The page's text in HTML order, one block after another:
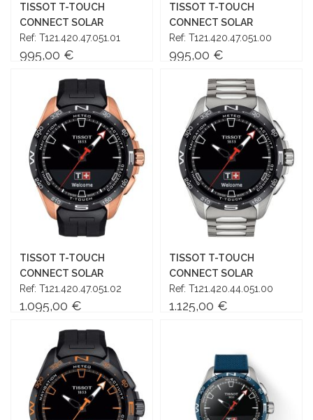
TISSOT T-TOUCH
CONNECT SOLAR
Ref: T121.420.47.051.01
995,00 €
Añadir al carrito
TISSOT T-TOUCH
CONNECT SOLAR
Ref: T121.420.47.051.00
995,00 €
Añadir al carrito
TISSOT T-TOUCH
CONNECT SOLAR
Ref: T121.420.47.051.02
1.095,00 €
Añadir al carrito
TISSOT T-TOUCH
CONNECT SOLAR
Ref: T121.420.44.051.00
1.125,00 €
Añadir al carrito